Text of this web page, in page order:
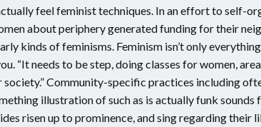
feel feminist techniques. In an effort to self-
about periphery generated funding for their
kinds of feminisms. Feminism isn’t only
“It needs to be step, doing classes for women,
Community-specific practices including
illustration of such as is actually funk sounds
risen up to prominence, and sing regarding their